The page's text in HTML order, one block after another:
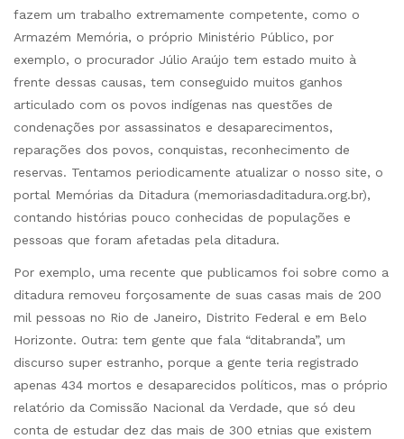
fazem um trabalho extremamente competente, como o
Armazém Memória, o próprio Ministério Público, por
exemplo, o procurador Júlio Araújo tem estado muito à
frente dessas causas, tem conseguido muitos ganhos
articulado com os povos indígenas nas questões de
condenações por assassinatos e desaparecimentos,
reparações dos povos, conquistas, reconhecimento de
reservas. Tentamos periodicamente atualizar o nosso site, o
portal Memórias da Ditadura (memoriasdaditadura.org.br),
contando histórias pouco conhecidas de populações e
pessoas que foram afetadas pela ditadura.
Por exemplo, uma recente que publicamos foi sobre como a
ditadura removeu forçosamente de suas casas mais de 200
mil pessoas no Rio de Janeiro, Distrito Federal e em Belo
Horizonte. Outra: tem gente que fala “ditabranda”, um
discurso super estranho, porque a gente teria registrado
apenas 434 mortos e desaparecidos políticos, mas o próprio
relatório da Comissão Nacional da Verdade, que só deu
conta de estudar dez das mais de 300 etnias que existem